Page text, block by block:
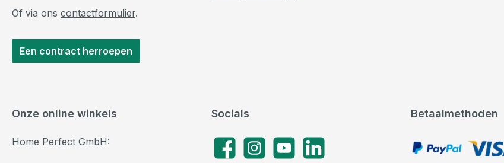
Of via ons contactformulier.
Een contract herroepen
Betaalmethoden
Socials
FacebookInstagramYouTubeLinkedIn
Onze online winkels
Home Perfect GmbH: